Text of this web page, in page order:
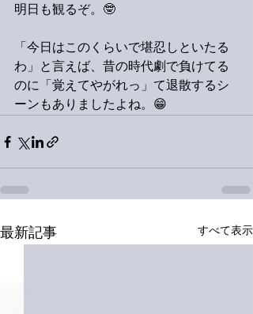
明日も観るぞ。🤓
「今日はこのくらいで堪忍しといたる
わ」と言えば、昔の時代劇で負けてる
のに「覚えてやがれっ」て退散するシ
ーンもありましたよね。😁
最新記事 すべて表示